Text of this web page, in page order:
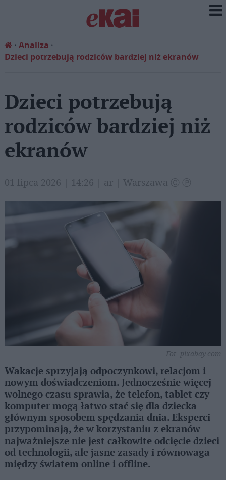
Analiza
Dzieci potrzebują rodziców bardziej niż ekranów
Dzieci potrzebują
rodziców bardziej niż
ekranów
01 lipca 2026 | 14:26 | ar | Warszawa Ⓒ Ⓟ
Fot. pixabay.com
Wakacje sprzyjają odpoczynkowi, relacjom i
nowym doświadczeniom. Jednocześnie więcej
wolnego czasu sprawia, że telefon, tablet czy
komputer mogą łatwo stać się dla dziecka
głównym sposobem spędzania dnia. Eksperci
przypominają, że w korzystaniu z ekranów
najważniejsze nie jest całkowite odcięcie dzieci
od technologii, ale jasne zasady i równowaga
między światem online i offline.